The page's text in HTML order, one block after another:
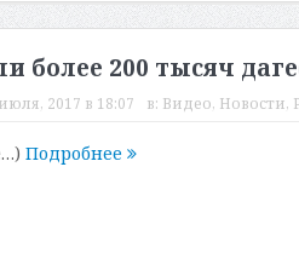
более 200 тысяч
2017 в 18:07 в: Видео, Новости,
Подробнее